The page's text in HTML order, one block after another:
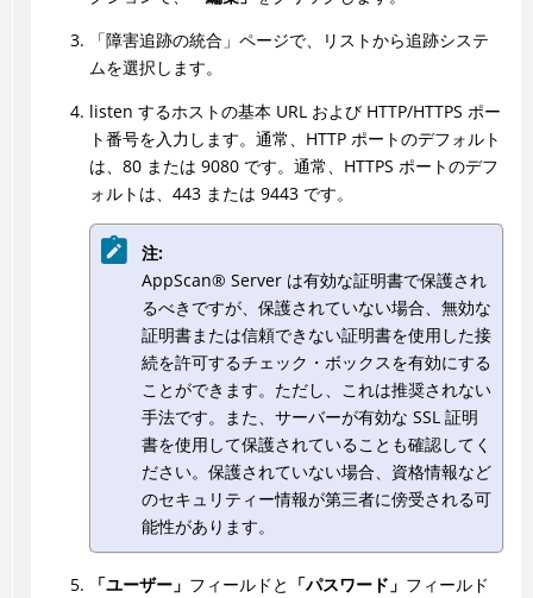
「障害追跡の統合」ページで、リストから追跡システ
ムを選択します。
listen するホストの基本 URL および HTTP/HTTPS ポー
ト番号を入力します。通常、HTTP ポートのデフォルト
は、80 または 9080 です。通常、HTTPS ポートのデフ
ォルトは、443 または 9443 です。
注:
AppScan® Server は有効な証明書で保護され
るべきですが、保護されていない場合、無効な
証明書または信頼できない証明書を使用した接
続を許可するチェック・ボックスを有効にする
ことができます。ただし、これは推奨されない
手法です。また、サーバーが有効な SSL 証明
書を使用して保護されていることも確認してく
ださい。保護されていない場合、資格情報など
のセキュリティー情報が第三者に傍受される可
能性があります。
「ユーザー」 フィールドと 「パスワード」 フィールド